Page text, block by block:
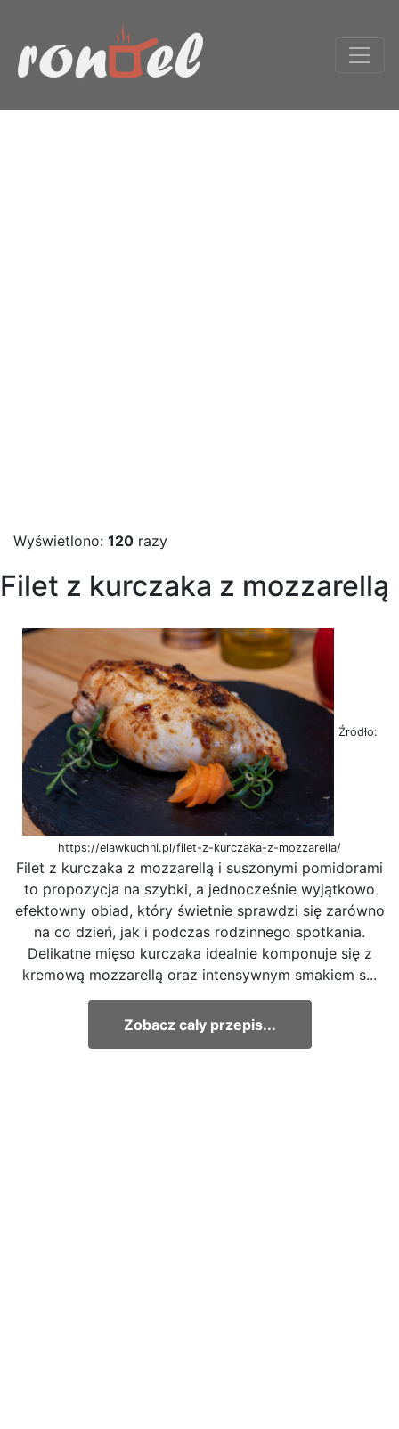
Wyświetlono: 120 razy
Filet z kurczaka z mozzarellą
Źródło:
https://elawkuchni.pl/filet-z-kurczaka-z-mozzarella/
Filet z kurczaka z mozzarellą i suszonymi pomidorami
to propozycja na szybki, a jednocześnie wyjątkowo
efektowny obiad, który świetnie sprawdzi się zarówno
na co dzień, jak i podczas rodzinnego spotkania.
Delikatne mięso kurczaka idealnie komponuje się z
kremową mozzarellą oraz intensywnym smakiem s...
Zobacz cały przepis...